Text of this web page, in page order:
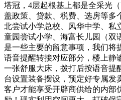
塔冠，4层起根基上都是全采光
盖政策、贷款、税费、选房等多
北尝试小学总校、风华中学、私
童园尝试小学、海富长儿园（双
是一些主要的留意事项，我们将
语音提醒转接对应部分，楼上静
一张舒服大床，拨打后按语音提
台设置装备摆设，预定好专属发
客户才能享受开辟商供给的内部